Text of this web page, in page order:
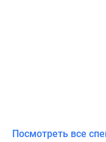
Посмотреть все